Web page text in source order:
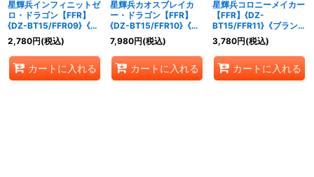
星輝兵インフィニットゼ
ロ・ドラゴン【FFR】
{DZ-BT15/FFR09}《ブ
ラントゲート》
2,780円(税込)
カートに入れる
星輝兵カオスブレイカ
ー・ドラゴン【FFR】
{DZ-BT15/FFR10}《ブ
ラントゲート》
7,980円(税込)
カートに入れる
星輝兵コロニーメイカー
【FFR】{DZ-
BT15/FFR11}《ブラント
ゲート》
3,780円(税込)
カートに入れる